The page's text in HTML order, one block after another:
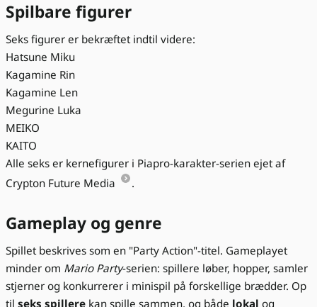
Spilbare figurer
Seks figurer er bekræftet indtil videre:
Hatsune Miku
Kagamine Rin
Kagamine Len
Megurine Luka
MEIKO
KAITO
Alle seks er kernefigurer i Piapro-karakter-serien ejet af
Crypton Future Media
.
Gameplay og genre
Spillet beskrives som en "Party Action"-titel. Gameplayet
minder om Mario Party-serien: spillere løber, hopper, samler
stjerner og konkurrerer i minispil på forskellige brædder. Op
til seks spillere kan spille sammen, og både lokal og